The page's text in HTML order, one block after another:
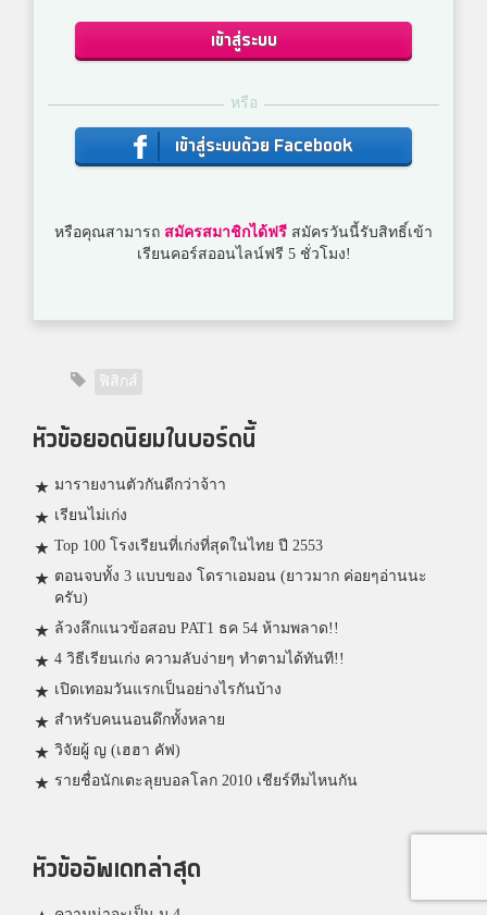
เข้าสู่ระบบ
หรือ
เข้าสู่ระบบด้วย Facebook
หรือคุณสามารถ สมัครสมาชิกได้ฟรี สมัครวันนี้รับสิทธิ์เข้า
เรียนคอร์สออนไลน์ฟรี 5 ชั่วโมง!
ฟิสิกส์
หัวข้อยอดนิยมในบอร์ดนี้
มารายงานตัวกันดีกว่าจ้าา
เรียนไม่เก่ง
Top 100 โรงเรียนที่เก่งที่สุดในไทย ปี 2553
ตอนจบทั้ง 3 แบบของ โดราเอมอน (ยาวมาก ค่อยๆอ่านนะ
ครับ)
ล้วงลึกแนวข้อสอบ PAT1 ธค 54 ห้ามพลาด!!
4 วิธีเรียนเก่ง ความลับง่ายๆ ทำตามได้ทันที!!
เปิดเทอมวันแรกเป็นอย่างไรกันบ้าง
สำหรับคนนอนดึกทั้งหลาย
วิจัยผู้ ญ (เฮฮา คัฟ)
รายชื่อนักเตะลุยบอลโลก 2010 เชียร์ทีมไหนกัน
หัวข้ออัพเดทล่าสุด